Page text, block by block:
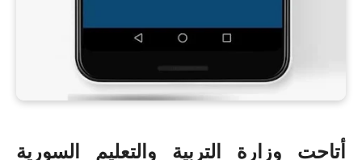
أتاحت وزارة التربية والتعليم السورية